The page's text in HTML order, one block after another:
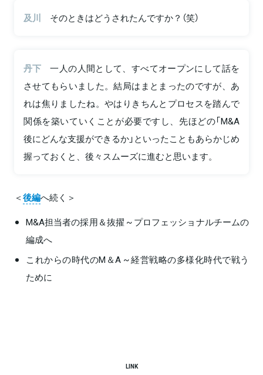
及川 そのときはどうされたんですか？（笑）
丹下
一人の人間として、すべてオープンにして話を
させてもらいました。結局はまとまったのですが、あ
れは焦りましたね。やはりきちんとプロセスを踏んで
関係を築いていくことが必要ですし、先ほどの「M&A
後にどんな支援ができるか」といったこともあらかじめ
握っておくと、後々スムーズに進むと思います。
＜後編へ続く＞
M&A担当者の採用＆抜擢 ~ プロフェッショナルチームの
編成へ
これからの時代のМ＆A ~ 経営戦略の多様化時代で戦う
ために
LINK